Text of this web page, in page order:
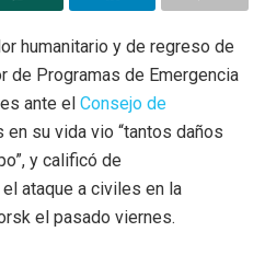
humanitario y de regreso de
de Programas de Emergencia
ante el Consejo de
su vida vio “tantos daños
y calificó de
ataque a civiles en la
el pasado viernes.